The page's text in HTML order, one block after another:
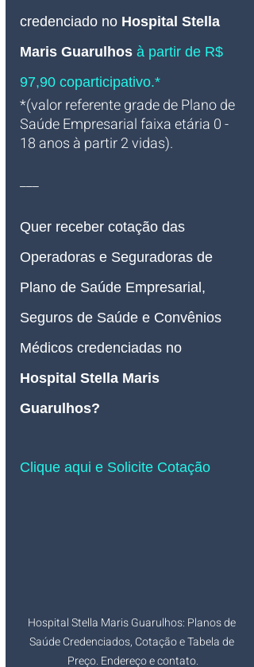
credenciado no Hospital Stella
Maris Guarulhos à partir de R$
97,90 coparticipativo.*
*(valor referente grade de Plano de
Saúde Empresarial faixa etária 0 -
18 anos à partir 2 vidas).
___
Quer receber cotação das
Operadoras e Seguradoras de
Plano de Saúde Empresarial,
Seguros de Saúde e Convênios
Médicos credenciadas no
Hospital Stella Maris
Guarulhos?
Clique aqui e Solicite Cotação
Hospital Stella Maris Guarulhos: Planos de
Saúde Credenciados, Cotação e Tabela de
Preço. Endereço e contato.